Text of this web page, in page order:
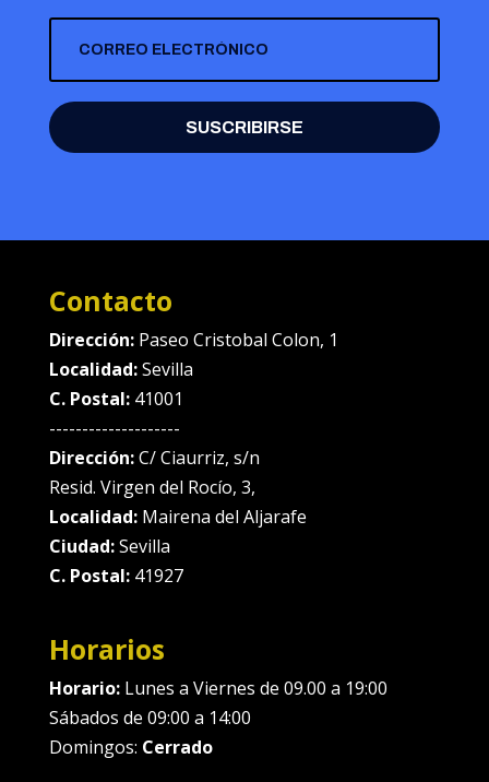
SUSCRIBIRSE
Contacto
Dirección: Paseo Cristobal Colon, 1
Localidad:Sevilla
C. Postal:41001
--------------------
Dirección:C/ Ciaurriz, s/n
Resid. Virgen del Rocío, 3,
Localidad:Mairena del Aljarafe
Ciudad:Sevilla
C. Postal:41927
Horarios
Horario:Lunes a Viernes de 09.00 a 19:00
Sábados de 09:00 a 14:00
Domingos: Cerrado